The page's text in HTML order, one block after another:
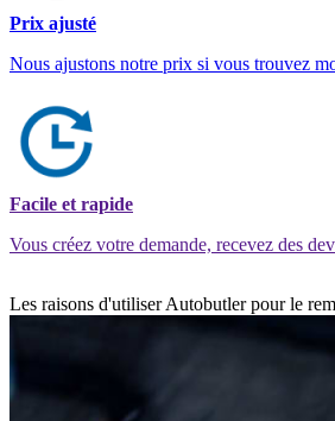
Prix ajusté
Nous ajustons notre prix si vous trouvez
Facile et rapide
Vous créez votre demande, recevez des
Les raisons d'utiliser Autobutler pour le